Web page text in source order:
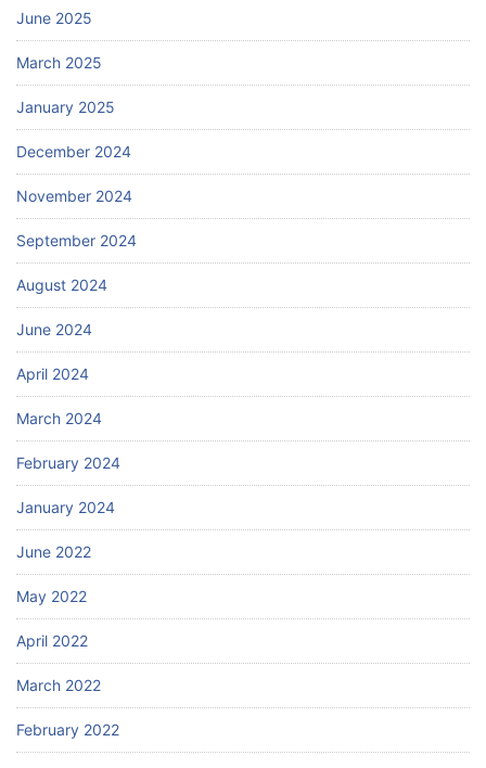
June 2025
March 2025
January 2025
December 2024
November 2024
September 2024
August 2024
June 2024
April 2024
March 2024
February 2024
January 2024
June 2022
May 2022
April 2022
March 2022
February 2022